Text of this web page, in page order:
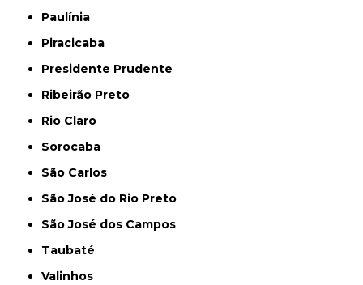
Paulínia
Piracicaba
Presidente Prudente
Ribeirão Preto
Rio Claro
Sorocaba
São Carlos
São José do Rio Preto
São José dos Campos
Taubaté
Valinhos